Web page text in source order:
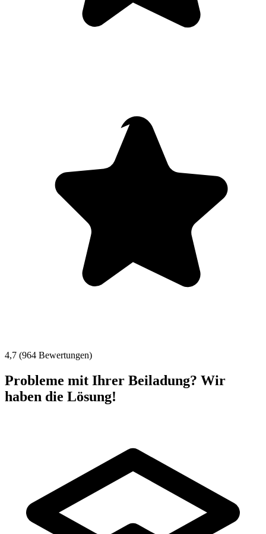
4,7 (964 Bewertungen)
Probleme mit Ihrer Beiladung? Wir
haben die Lösung!